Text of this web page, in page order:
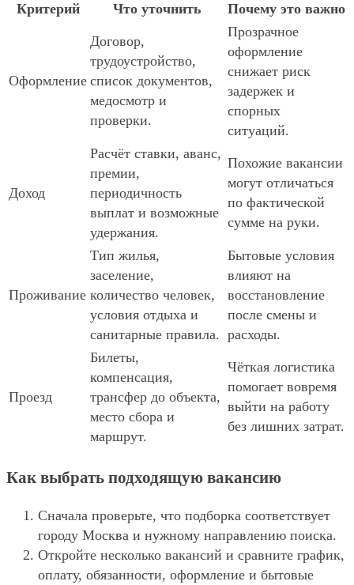
Критерий Что уточнить Почему это важно
Оформление
Договор,
трудоустройство,
список документов,
медосмотр и
проверки.
Прозрачное
оформление
снижает риск
задержек и
спорных
ситуаций.
Доход
Расчёт ставки, аванс,
премии,
периодичность
выплат и возможные
удержания.
Похожие вакансии
могут отличаться
по фактической
сумме на руки.
Проживание
Тип жилья,
заселение,
количество человек,
условия отдыха и
санитарные правила.
Бытовые условия
влияют на
восстановление
после смены и
расходы.
Проезд
Билеты,
компенсация,
трансфер до объекта,
место сбора и
маршрут.
Чёткая логистика
помогает вовремя
выйти на работу
без лишних затрат.
Как выбрать подходящую вакансию
Сначала проверьте, что подборка соответствует
городу Москва и нужному направлению поиска.
Откройте несколько вакансий и сравните график,
оплату, обязанности, оформление и бытовые